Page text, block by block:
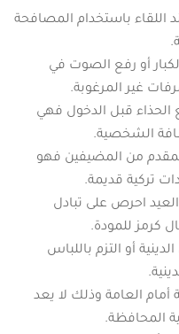
اللقاء باستخدام المصافحة
أو رفع الصوت في
غير المرغوبة.
الحذاء قبل الدخول فهي
الشخصية.
من المضيفين فهو
تركية قديمة.
احرص على تبادل
كرمز للمودة.
أو التزم باللباس
أمام العامة وذلك لا يعد
المحافظة.